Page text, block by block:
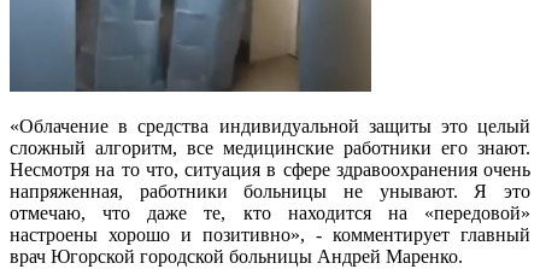
«Облачение в средства индивидуальной защиты это целый
сложный алгоритм, все медицинские работники его знают.
Несмотря на то что, ситуация в сфере здравоохранения очень
напряженная, работники больницы не унывают. Я это
отмечаю, что даже те, кто находится на «передовой»
настроены хорошо и позитивно», - комментирует главный
врач Югорской городской больницы Андрей Маренко.